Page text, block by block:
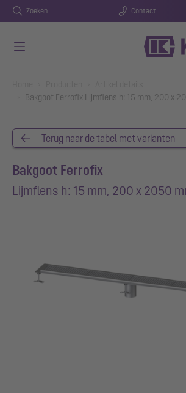
Zoeken Contact
Bakgoot Ferrofix Lijmflens h: 15 mm, 200 x
Terug naar de tabel met varianten
Bakgoot Ferrofix
Lijmflens h: 15 mm, 200 x 2050